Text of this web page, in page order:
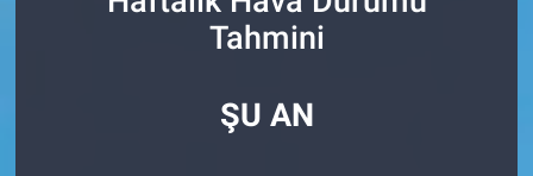
Tahmini
ŞU AN
Son Dakika Haberleri